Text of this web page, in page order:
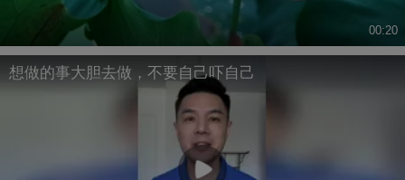
00:20
想做的事大胆去做，不要自己吓自己